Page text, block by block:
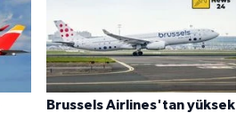
Brussels Airlines'tan yüksek